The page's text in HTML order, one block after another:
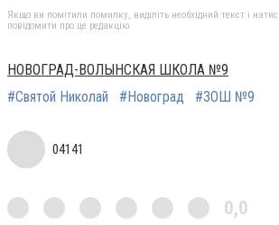
Якщо ви помітили помилку, виділіть необхідний текст і
повідомити про це редакцію
НОВОГРАД-ВОЛЫНСКАЯ ШКОЛА №9
#Святой Николай
#Новоград #ЗОШ №9
04141
0,0